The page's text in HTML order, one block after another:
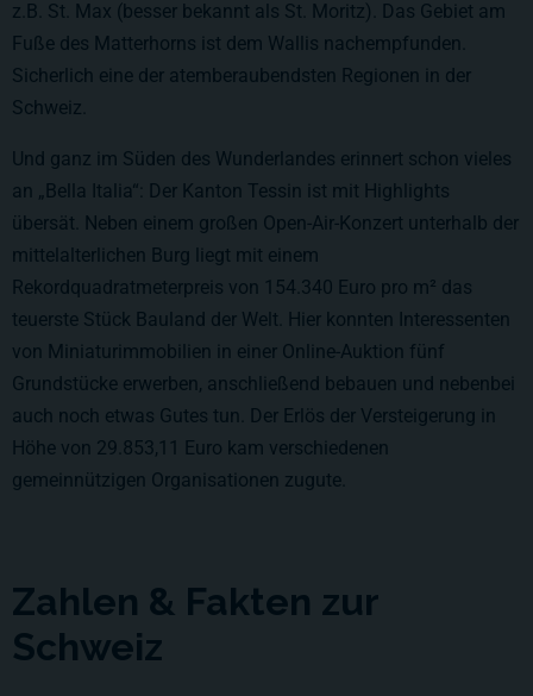
z.B. St. Max (besser bekannt als St. Moritz). Das Gebiet am
Fuße des Matterhorns ist dem Wallis nachempfunden.
Sicherlich eine der atemberaubendsten Regionen in der
Schweiz.
Und ganz im Süden des Wunderlandes erinnert schon vieles
an „Bella Italia“: Der Kanton Tessin ist mit Highlights
übersät. Neben einem großen Open-Air-Konzert unterhalb der
mittelalterlichen Burg liegt mit einem
Rekordquadratmeterpreis von 154.340 Euro pro m² das
teuerste Stück Bauland der Welt. Hier konnten Interessenten
von Miniaturimmobilien in einer Online-Auktion fünf
Grundstücke erwerben, anschließend bebauen und nebenbei
auch noch etwas Gutes tun. Der Erlös der Versteigerung in
Höhe von 29.853,11 Euro kam verschiedenen
gemeinnützigen Organisationen zugute.
Zahlen & Fakten zur
Schweiz